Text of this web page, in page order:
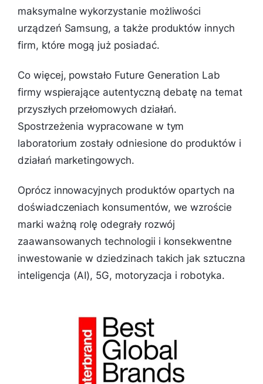
maksymalne wykorzystanie możliwości
urządzeń Samsung, a także produktów innych
firm, które mogą już posiadać.
Co więcej, powstało Future Generation Lab
firmy wspierające autentyczną debatę na temat
przyszłych przełomowych działań.
Spostrzeżenia wypracowane w tym
laboratorium zostały odniesione do produktów i
działań marketingowych.
Oprócz innowacyjnych produktów opartych na
doświadczeniach konsumentów, we wzroście
marki ważną rolę odegrały rozwój
zaawansowanych technologii i konsekwentne
inwestowanie w dziedzinach takich jak sztuczna
inteligencja (AI), 5G, motoryzacja i robotyka.